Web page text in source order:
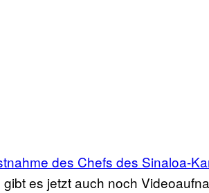
des Chefs des Sinaloa-
es jetzt auch noch